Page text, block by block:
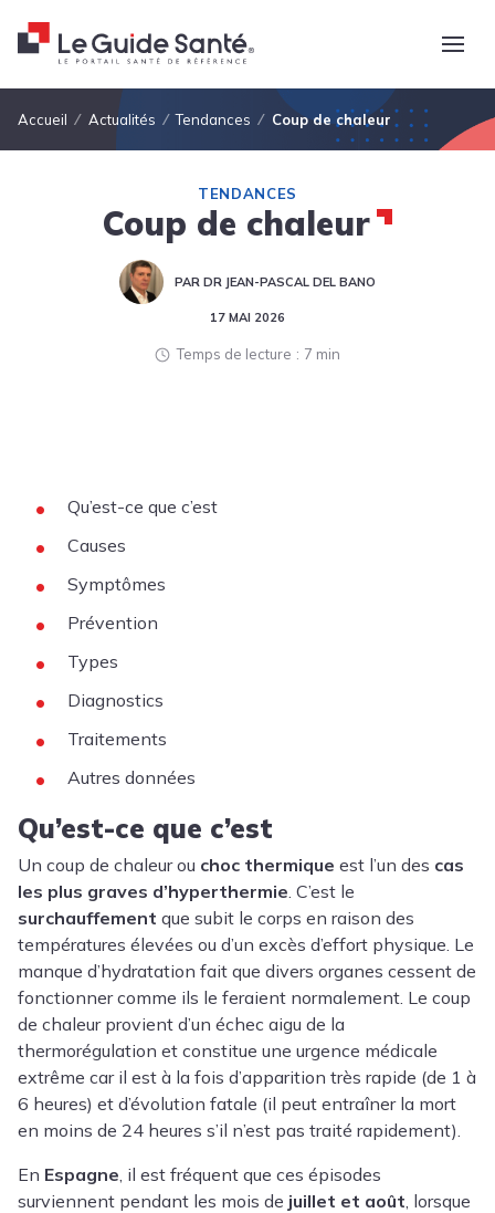
Fil d'Ariane
Accueil Actualités Tendances Coup de chaleur
TENDANCES
Coup de chaleur
PAR DR JEAN-PASCAL DEL BANO
17 MAI 2026
Temps de lecture 7 min
Qu’est-ce que c’est
Causes
Symptômes
Prévention
Types
Diagnostics
Traitements
Autres données
Qu’est-ce que c’est
Un coup de chaleur ou choc thermique est l’un des cas
les plus graves d’hyperthermie. C’est le
surchauffement que subit le corps en raison des
températures élevées ou d’un excès d’effort physique. Le
manque d’hydratation fait que divers organes cessent de
fonctionner comme ils le feraient normalement. Le coup
de chaleur provient d’un échec aigu de la
thermorégulation et constitue une urgence médicale
extrême car il est à la fois d’apparition très rapide (de 1 à
6 heures) et d’évolution fatale (il peut entraîner la mort
en moins de 24 heures s’il n’est pas traité rapidement).
En Espagne, il est fréquent que ces épisodes
surviennent pendant les mois de juillet et août, lorsque